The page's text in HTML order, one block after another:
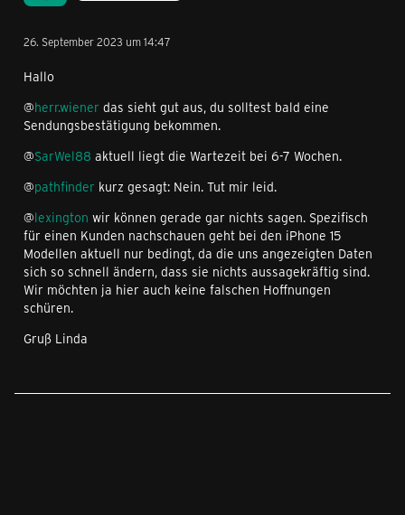
26. September 2023 um 14:47
Hallo
@herr.wiener das sieht gut aus, du solltest bald eine
Sendungsbestätigung bekommen.
@SarWel88 aktuell liegt die Wartezeit bei 6-7 Wochen.
@pathfinder kurz gesagt: Nein. Tut mir leid.
@lexington wir können gerade gar nichts sagen. Spezifisch
für einen Kunden nachschauen geht bei den iPhone 15
Modellen aktuell nur bedingt, da die uns angezeigten Daten
sich so schnell ändern, dass sie nichts aussagekräftig sind.
Wir möchten ja hier auch keine falschen Hoffnungen
schüren.
Gruß Linda